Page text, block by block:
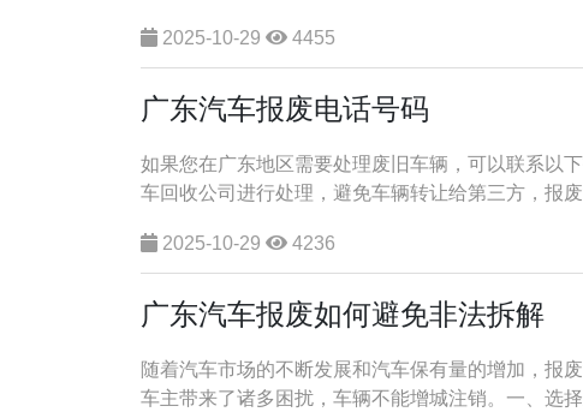
2025-10-29 4455
广东汽车报废电话号码
如果您在广东地区需要处理废旧车辆，可以联系以
车回收公司进行处理，避免车辆转让给第三方，报
2025-10-29 4236
广东汽车报废如何避免非法拆解
随着汽车市场的不断发展和汽车保有量的增加，报
车主带来了诸多困扰，车辆不能增城注销。一、选